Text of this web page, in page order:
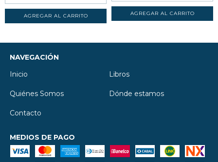
NAVEGACIÓN
Inicio
Libros
Quiénes Somos Dónde estamos
Contacto
MEDIOS DE PAGO